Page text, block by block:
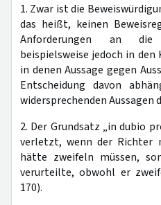
1. Zwar ist die
das heißt, keinen
Anforderungen an die
beispielsweise jedoch in
in denen Aussage gegen
Entscheidung davon
widersprechenden Aussagen
2. Der Grundsatz „in dubio
verletzt, wenn der Richter
hätte zweifeln müssen,
verurteilte, obwohl er
170).